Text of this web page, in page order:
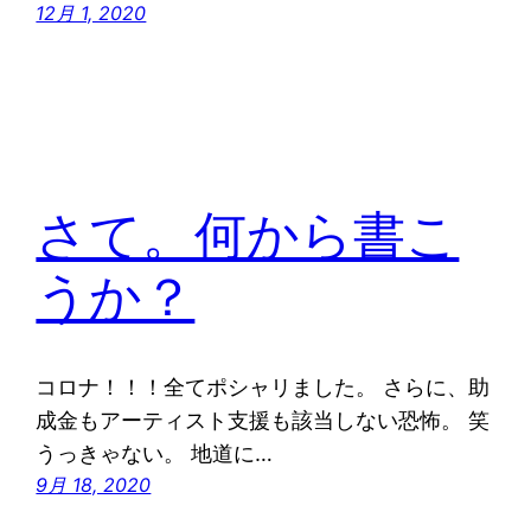
12月 1, 2020
さて。何から書こ
うか？
コロナ！！！全てポシャリました。 さらに、助
成金もアーティスト支援も該当しない恐怖。 笑
うっきゃない。 地道に…
9月 18, 2020